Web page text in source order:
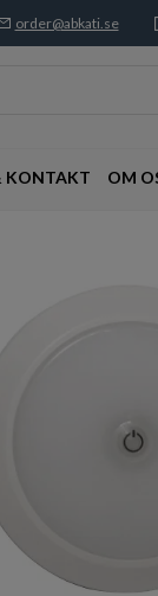
order@abkati.se
KONTAKT OM